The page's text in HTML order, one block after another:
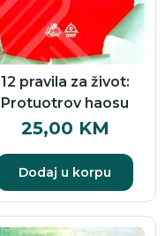
12 pravila za život:
Protuotrov haosu
25,00 KM
Dodaj u korpu